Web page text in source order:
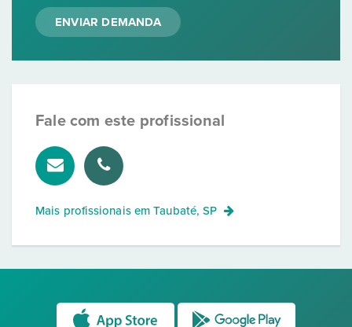
ENVIAR DEMANDA
Fale com este profissional
Mais profissionais emTaubaté, SP